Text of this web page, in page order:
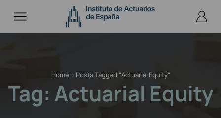
Home Posts Tagged "Actuarial Equity"
Tag: Actuarial Equity